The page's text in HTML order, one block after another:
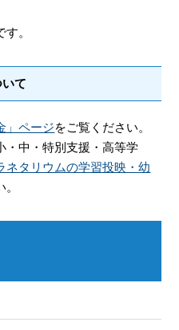
。
て
」ページをご覧ください。
・中・特別支援・高等学
ネタリウムの学習投映・幼